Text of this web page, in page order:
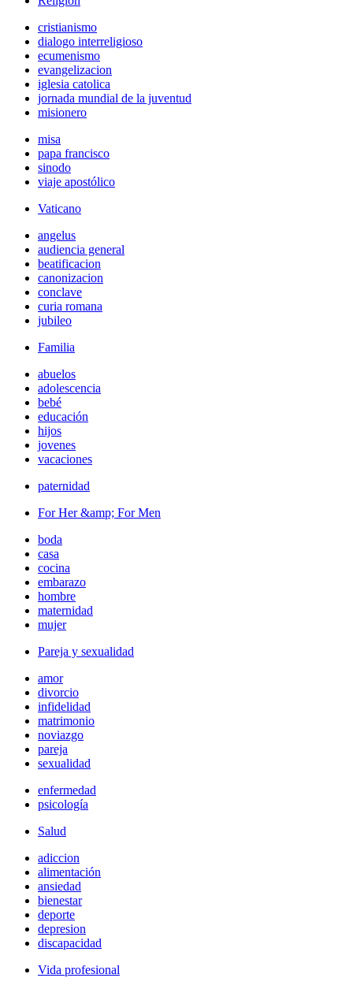
cristianismo
dialogo interreligioso
ecumenismo
evangelizacion
iglesia catolica
jornada mundial de la juventud
misionero
misa
papa francisco
sinodo
viaje apostólico
Vaticano
angelus
audiencia general
beatificacion
canonizacion
conclave
curia romana
jubileo
Familia
abuelos
adolescencia
bebé
educación
hijos
jovenes
vacaciones
paternidad
For Her &amp; For Men
boda
casa
cocina
embarazo
hombre
maternidad
mujer
Pareja y sexualidad
amor
divorcio
infidelidad
matrimonio
noviazgo
pareja
sexualidad
enfermedad
psicología
Salud
adiccion
alimentación
ansiedad
bienestar
deporte
depresion
discapacidad
Vida profesional